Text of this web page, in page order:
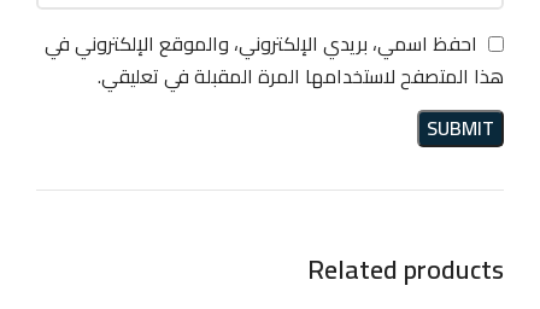
احفظ اسمي، بريدي الإلكتروني، والموقع الإلكتروني في
هذا المتصفح لاستخدامها المرة المقبلة في تعليقي.
Related products